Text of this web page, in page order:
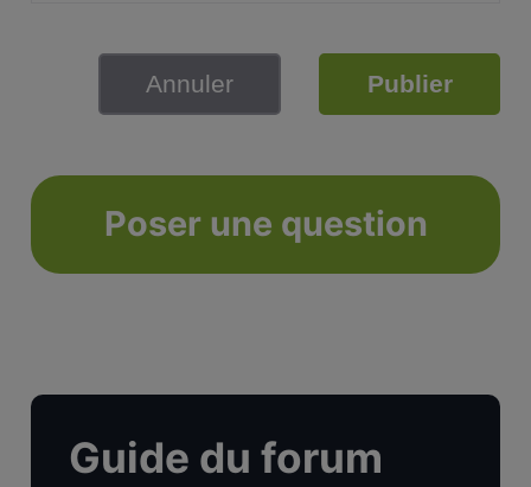
Annuler Publier
Poser une question
Guide du forum